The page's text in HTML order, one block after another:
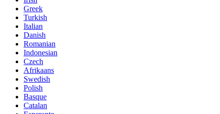
Greek
Turkish
Italian
Danish
Romanian
Indonesian
Czech
Afrikaans
Swedish
Polish
Basque
Catalan